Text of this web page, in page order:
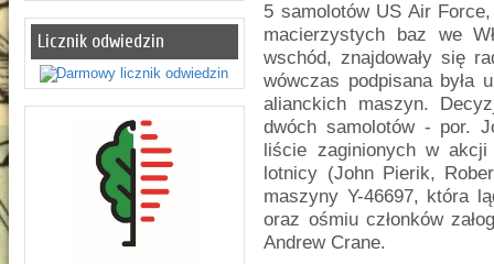
Licznik odwiedzin
5 samolotów US Air
macierzystych baz we
wschód, znajdowały się
wówczas podpisana była
alianckich maszyn.
dwóch samolotów - por.
liście zaginionych w
lotnicy (John Pierik,
maszyny Y-46697, która
oraz ośmiu członków
Andrew Crane.